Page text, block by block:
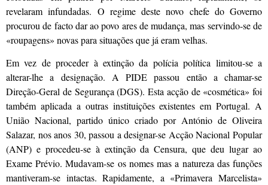
revelaram infundadas. O regime deste novo chefe do Governo
procurou de facto dar ao povo ares de mudança, mas servindo-se de
«roupagens» novas para situações que já eram velhas.
Em vez de proceder à extinção da polícia política limitou-se a
alterar-lhe a desig­nação. A PIDE passou então a chamar-se
Direção-Geral de Segurança (DGS). Esta acção de «cosmética» foi
também apli­cada a outras instituições existentes em Portugal. A
União Nacional, partido único criado por António de Oliveira
Salazar, nos anos 30, passou a designar-se Acção Nacional Popular
(ANP) e procedeu-se à extinção da Censura, que deu lugar ao
Exame Prévio. Mudavam-se os nomes mas a natureza das funções
mantiveram-se intactas. Rapidamente, a «Primavera Marcelista»